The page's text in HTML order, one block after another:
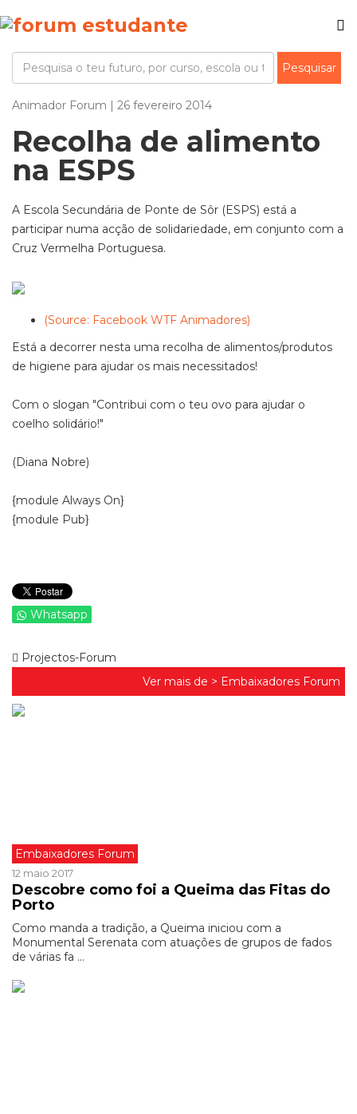
Animador Forum | 26 fevereiro 2014
Recolha de alimento
na ESPS
A Escola Secundária de Ponte de Sôr (ESPS) está a
participar numa acção de solidariedade, em conjunto com a
Cruz Vermelha Portuguesa.
(Source: Facebook WTF Animadores)
Está a decorrer nesta uma recolha de alimentos/produtos
de higiene para ajudar os mais necessitados!
Com o slogan "Contribui com o teu ovo para ajudar o
coelho solidário!"
(Diana Nobre)
{module Always On}
{module Pub}
Whatsapp
Projectos-Forum
Ver mais de > Embaixadores Forum
Embaixadores Forum
12 maio 2017
Descobre como foi a Queima das Fitas do
Porto
Como manda a tradição, a Queima iniciou com a
Monumental Serenata com atuações de grupos de fados
de várias fa ...